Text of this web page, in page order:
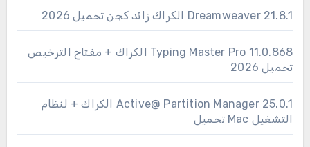
Dreamweaver 21.8.1 الكراك زائد كجن تحميل 2026
11.0.868 Typing Master Pro الكراك + مفتاح الترخيص
تحميل 2026
25.0.1 Active@ Partition Manager الكراك + لنظام
التشغيل Mac تحميل